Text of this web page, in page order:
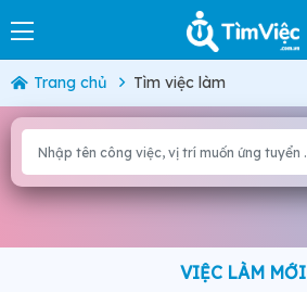
Trang chủ Tìm việc làm
VIỆC LÀM MỚI